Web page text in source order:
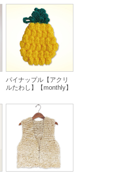
パイナップル【アクリ
ルたわし】【monthly】